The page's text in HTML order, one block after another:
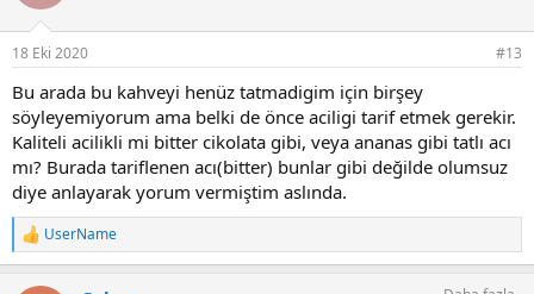
:
18 Eki 2020 #13
Bu arada bu kahveyi henüz tatmadigim için birşey
söyleyemiyorum ama belki de önce aciligi tarif etmek gerekir.
Kaliteli acilikli mi bitter cikolata gibi, veya ananas gibi tatlı acı
mı? Burada tariflenen acı(bitter) bunlar gibi değilde olumsuz
diye anlayarak yorum vermiştim aslında.
T
e
UserName